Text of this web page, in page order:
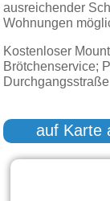
ausreichender
Wohnungen
Kostenloser
Brötchenservice;
auf Karte